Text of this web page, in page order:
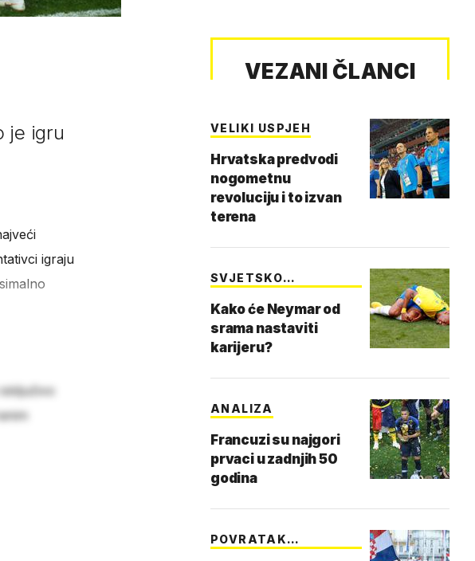
je igru
igraju
VEZANI ČLANCI
VELIKI USPJEH
Hrvatska predvodi
nogometnu
revoluciju i to izvan
terena
SVJETSKO
Kako će Neymar od
srama nastaviti
karijeru?
ANALIZA
Francuzi su najgori
prvaci u zadnjih 50
godina
POVRATAK